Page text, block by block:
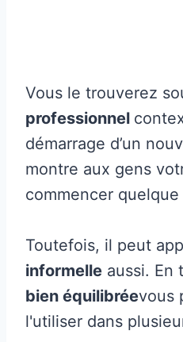
Vous le trouverez
professionnel
démarrage d’un
montre aux gens
commencer
Toutefois, il peut
informelle aussi. En
bien équilibréevous
l'utiliser dans